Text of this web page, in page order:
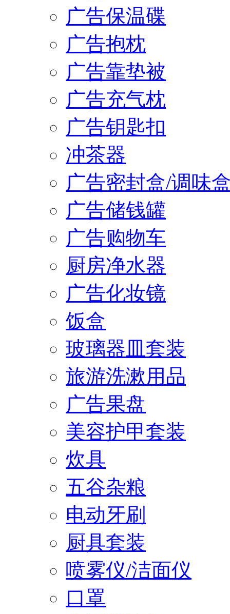
广告保温碟
广告抱枕
广告靠垫被
广告充气枕
广告钥匙扣
冲茶器
广告密封盒/调味
广告储钱罐
广告购物车
厨房净水器
广告化妆镜
饭盒
玻璃器皿套装
旅游洗漱用品
广告果盘
美容护甲套装
炊具
五谷杂粮
电动牙刷
厨具套装
喷雾仪/洁面仪
口罩